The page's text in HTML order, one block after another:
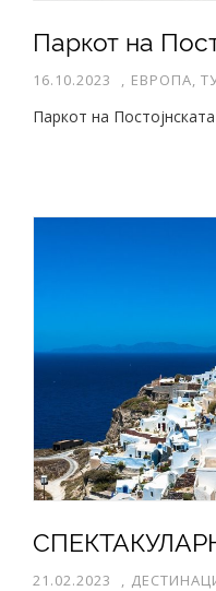
Паркот на
16.10.2023 , ЕВРОПА,
Паркот на
21.02.2023 ,